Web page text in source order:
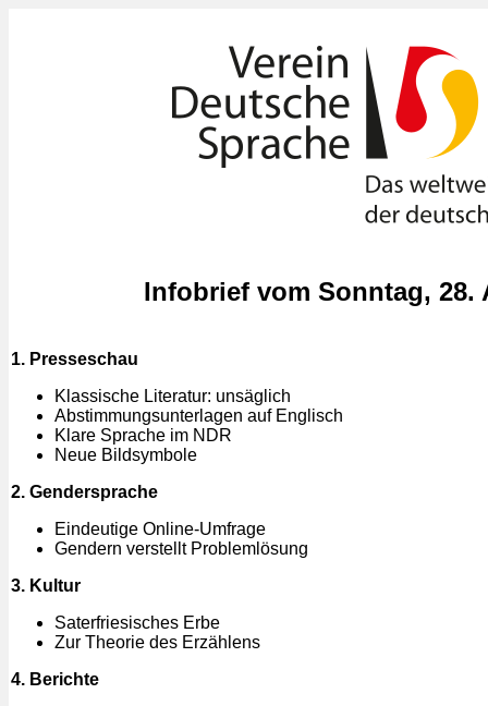
Infobrief vom Sonntag, 28.
1. Presseschau
Klassische Literatur: unsäglich
Abstimmungsunterlagen auf Englisch
Klare Sprache im NDR
Neue Bildsymbole
2. Gendersprache
Eindeutige Online-Umfrage
Gendern verstellt Problemlösung
3. Kultur
Saterfriesisches Erbe
Zur Theorie des Erzählens
4. Berichte